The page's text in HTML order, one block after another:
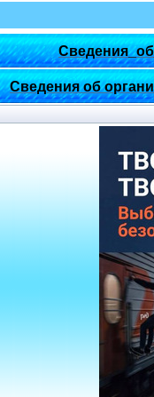
Сведения об